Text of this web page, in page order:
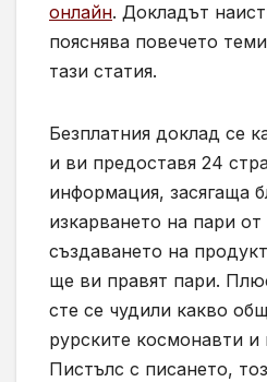
онлайн. Докладът
пояснява повечето
тази статия.
Безплатния доклад се
и ви предоставя 24
информация, засягаща
изкарването на пари от
създаването на
ще ви правят пари.
сте се чудили какво
рурските космонавти и
Пистълс с писането,